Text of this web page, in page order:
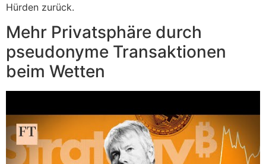
Hürden zurück.
Mehr Privatsphäre durch
pseudonyme Transaktionen
beim Wetten